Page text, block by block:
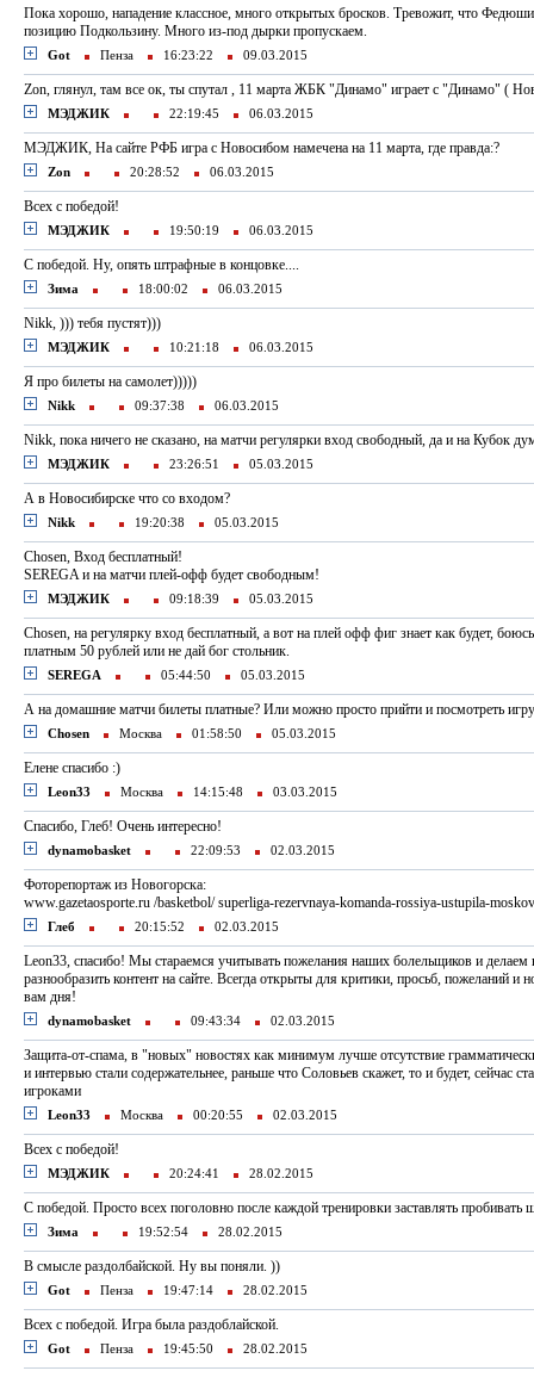
Пока хорошо, нападение классное, много открытых бросков. Тревожит, что
позицию Подкользину. Много из-под дырки пропускаем.
Got Пенза 16:23:22 09.03.2015
Zon, глянул, там все ок, ты спутал , 11 марта ЖБК "Динамо" играет с "Динамо" (
МЭДЖИК 22:19:45 06.03.2015
МЭДЖИК, На сайте РФБ игра с Новосибом намечена на 11 марта, где правда:?
Zon 20:28:52 06.03.2015
Всех с победой!
МЭДЖИК 19:50:19 06.03.2015
C победой. Ну, опять штрафные в концовке....
Зима 18:00:02 06.03.2015
Nikk, ))) тебя пустят)))
МЭДЖИК 10:21:18 06.03.2015
Я про билеты на самолет)))))
Nikk 09:37:38 06.03.2015
Nikk, пока ничего не сказано, на матчи регулярки вход свободный, да и на Кубок
МЭДЖИК 23:26:51 05.03.2015
А в Новосибирске что со входом?
Nikk 19:20:38 05.03.2015
Chosen, Вход бесплатный!
SEREGA и на матчи плей-офф будет свободным!
МЭДЖИК 09:18:39 05.03.2015
Сhosen, на регулярку вход бесплатный, а вот на плей офф фиг знает как будет,
платным 50 рублей или не дай бог стольник.
SEREGA 05:44:50 05.03.2015
А на домашние матчи билеты платные? Или можно просто прийти и посмотреть
Chosen Москва 01:58:50 05.03.2015
Елене спасибо :)
Leon33 Москва 14:15:48 03.03.2015
Спасибо, Глеб! Очень интересно!
dynamobasket 22:09:53 02.03.2015
Фоторепортаж из Новогорска:
www.gazetaosporte.ru /basketbol/ superliga-rezervnaya-komanda-rossiya-ustupila-
Глеб 20:15:52 02.03.2015
Leon33, спасибо! Мы стараемся учитывать пожелания наших болельщиков и
разнообразить контент на сайте. Всегда открыты для критики, просьб, пожеланий
вам дня!
dynamobasket 09:43:34 02.03.2015
Защита-от-спама, в "новых" новостях как минимум лучше отсутствие
и интервью стали содержательнее, раньше что Соловьев скажет, то и будет, сейчас
игроками
Leon33 Москва 00:20:55 02.03.2015
Всех с победой!
МЭДЖИК 20:24:41 28.02.2015
C победой. Просто всех поголовно после каждой тренировки заставлять пробивать
Зима 19:52:54 28.02.2015
В смысле раздолбайской. Ну вы поняли. ))
Got Пенза 19:47:14 28.02.2015
Всех с победой. Игра была раздоблайской.
Got Пенза 19:45:50 28.02.2015